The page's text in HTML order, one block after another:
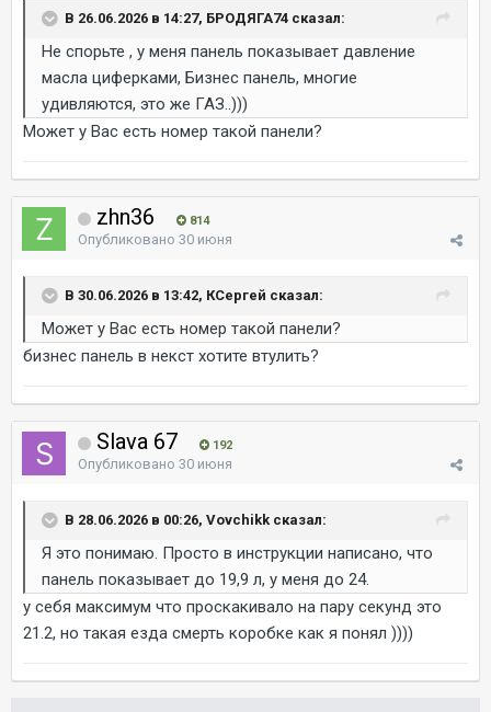
В 26.06.2026 в 14:27, БРОДЯГА74 сказал:
Не спорьте , у меня панель показывает давление
масла циферками, Бизнес панель, многие
удивляются, это же ГАЗ..)))
Может у Вас есть номер такой панели?
zhn36 814
Опубликовано 30 июня
В 30.06.2026 в 13:42, КСергей сказал:
Может у Вас есть номер такой панели?
бизнес панель в некст хотите втулить?
Slava 67 192
Опубликовано 30 июня
В 28.06.2026 в 00:26, Vovchikk сказал:
Я это понимаю. Просто в инструкции написано, что
панель показывает до 19,9 л, у меня до 24.
у себя максимум что проскакивало на пару секунд это
21.2, но такая езда смерть коробке как я понял ))))